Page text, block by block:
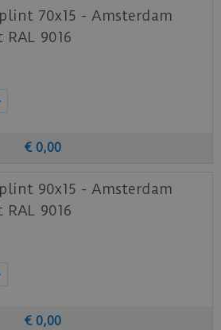
10dB geluiddempende
officiële certificaat t.b.v. de
nieuwe vloer eruit ziet bij je
meubels? Vraag dan
70x15 - Amsterdam
9016
€ 0,00
90x15 - Amsterdam
9016
€ 0,00